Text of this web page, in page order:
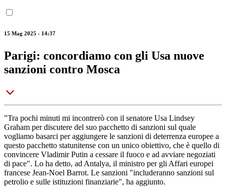
15 Mag 2025 - 14:37
Parigi: concordiamo con gli Usa nuove
sanzioni contro Mosca
"Tra pochi minuti mi incontrerò con il senatore Usa Lindsey
Graham per discutere del suo pacchetto di sanzioni sul quale
vogliamo basarci per aggiungere le sanzioni di deterrenza europee a
questo pacchetto statunitense con un unico obiettivo, che è quello di
convincere Vladimir Putin a cessare il fuoco e ad avviare negoziati
di pace". Lo ha detto, ad Antalya, il ministro per gli Affari europei
francese Jean-Noel Barrot. Le sanzioni "includeranno sanzioni sul
petrolio e sulle istituzioni finanziarie", ha aggiunto.